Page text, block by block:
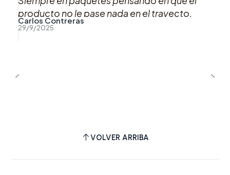
producto no le pase nada en el trayecto,
muy buena atención por WhatsApp!
Carlos Contreras
29/9/2025
VOLVER ARRIBA